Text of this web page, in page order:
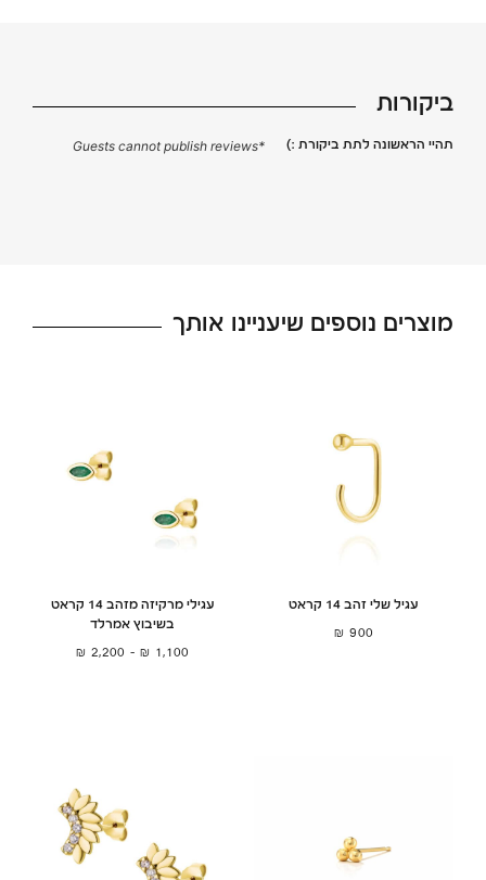
ביקורות
תהיי הראשונה לתת ביקורת :) *Guests cannot publish reviews
מוצרים נוספים שיעניינו אותך
עגיל שלי זהב 14 קראט
900
₪
עגילי מרקיזה מזהב 14 קראט
בשיבוץ אמרלד
1,100
₪
–
2,200
₪